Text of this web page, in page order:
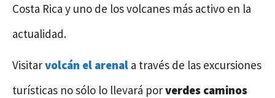
Costa Rica y uno de los volcanes más activo en la
actualidad.
Visitarvolcán el arenal a través de las excursiones
turísticas no sólo lo llevará porverdes caminos